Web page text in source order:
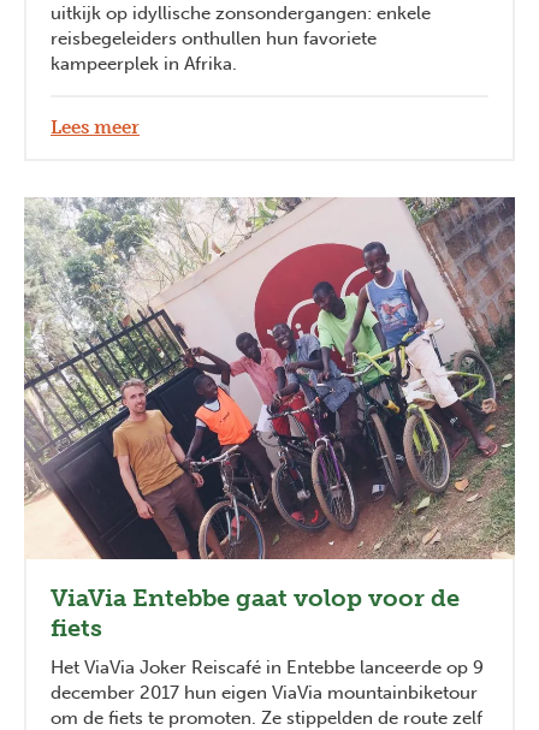
uitkijk op idyllische zonsondergangen: enkele
reisbegeleiders onthullen hun favoriete
kampeerplek in Afrika.
Lees meer
ViaVia Entebbe gaat volop voor de
fiets
Het ViaVia Joker Reiscafé in Entebbe lanceerde op 9
december 2017 hun eigen ViaVia mountainbiketour
om de fiets te promoten. Ze stippelden de route zelf